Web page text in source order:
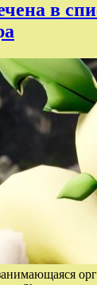
в